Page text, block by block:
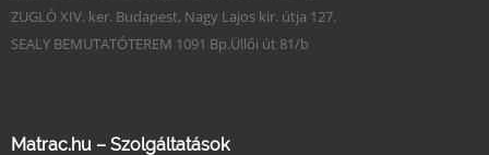
ZUGLÓ XIV. ker. Budapest, Nagy Lajos kir. útja 127.
SEALY BEMUTATÓTEREM 1091 Bp.Üllői út 81/b
Matrac.hu – Szolgáltatások